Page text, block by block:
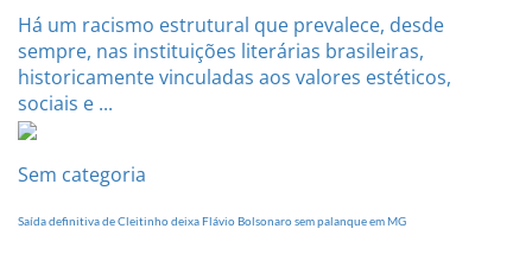
Há um racismo estrutural que prevalece, desde
sempre, nas instituições literárias brasileiras,
historicamente vinculadas aos valores estéticos,
sociais e ...
Sem categoria
Saída definitiva de Cleitinho deixa Flávio Bolsonaro sem palanque em MG